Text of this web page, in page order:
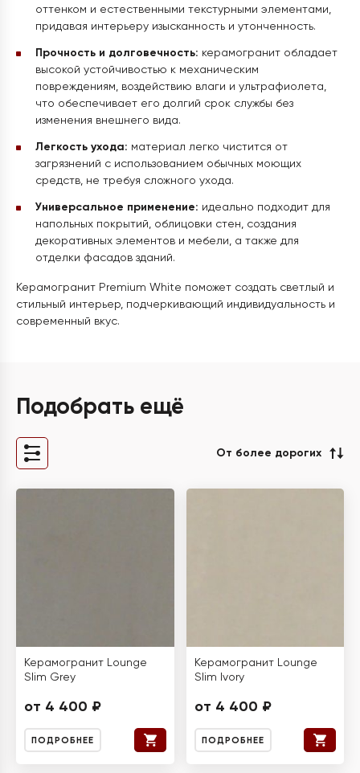
оттенком и естественными текстурными элементами,
придавая интерьеру изысканность и утонченность.
Прочность и долговечность: керамогранит обладает
высокой устойчивостью к механическим
повреждениям, воздействию влаги и ультрафиолета,
что обеспечивает его долгий срок службы без
изменения внешнего вида.
Легкость ухода: материал легко чистится от
загрязнений с использованием обычных моющих
средств, не требуя сложного ухода.
Универсальное применение: идеально подходит для
напольных покрытий, облицовки стен, создания
декоративных элементов и мебели, а также для
отделки фасадов зданий.
Керамогранит Premium White поможет создать светлый и
стильный интерьер, подчеркивающий индивидуальность и
современный вкус.
Подобрать ещё
От более дорогих
Керамогранит Lounge
Slim Grey
от 4 400 ₽
ПОДРОБНЕЕ
Керамогранит Lounge
Slim Ivory
от 4 400 ₽
ПОДРОБНЕЕ